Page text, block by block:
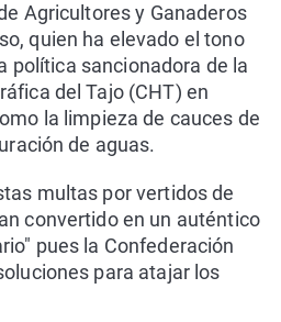
Agricultores y Ganaderos
quien ha elevado el tono
política sancionadora de la
del Tajo (CHT) en
la limpieza de cauces de
de aguas.
multas por vertidos de
convertido en un auténtico
pues la Confederación
para atajar los